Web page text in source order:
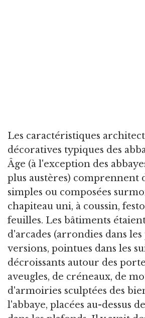
Les caractéristiques
décoratives typiques des
Âge (à l'exception des
plus austères) comprennent
simples ou composées
chapiteau uni, à coussin,
feuilles. Les bâtiments
d'arcades (arrondies dans
versions, pointues dans les
décroissants autour des
aveugles, de créneaux, de
d'armoiries sculptées des
l'abbaye, placées au-dessus